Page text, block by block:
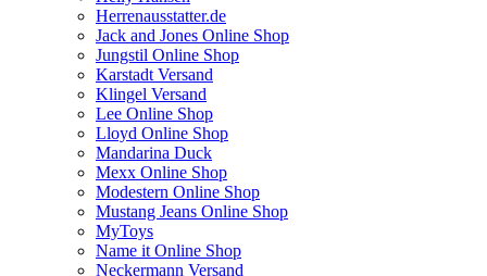
Herrenausstatter.de
Jack and Jones Online Shop
Jungstil Online Shop
Karstadt Versand
Klingel Versand
Lee Online Shop
Lloyd Online Shop
Mandarina Duck
Mexx Online Shop
Modestern Online Shop
Mustang Jeans Online Shop
MyToys
Name it Online Shop
Neckermann Versand